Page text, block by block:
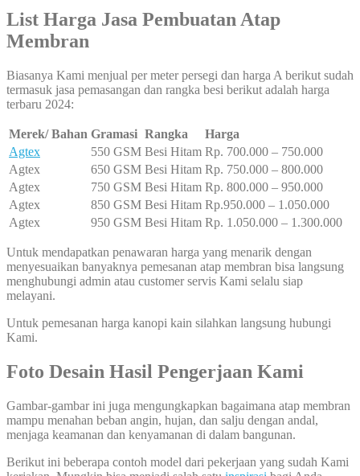
List Harga Jasa Pembuatan Atap
Membran
Biasanya Kami menjual per meter persegi dan harga A berikut sudah
termasuk jasa pemasangan dan rangka besi berikut adalah harga
terbaru 2024:
Merek/ Bahan Gramasi Rangka
Harga
Agtex
550 GSM Besi Hitam Rp. 700.000 – 750.000
Agtex
650 GSM Besi Hitam Rp. 750.000 – 800.000
Agtex
750 GSM Besi Hitam Rp. 800.000 – 950.000
Agtex
850 GSM Besi Hitam Rp.950.000 – 1.050.000
Agtex
950 GSM Besi Hitam Rp. 1.050.000 – 1.300.000
Untuk mendapatkan penawaran harga yang menarik dengan
menyesuaikan banyaknya pemesanan atap membran bisa langsung
menghubungi admin atau customer servis Kami selalu siap
melayani.
Untuk pemesanan harga kanopi kain silahkan langsung hubungi
Kami.
Foto Desain Hasil Pengerjaan Kami
Gambar-gambar ini juga mengungkapkan bagaimana atap membran
mampu menahan beban angin, hujan, dan salju dengan andal,
menjaga keamanan dan kenyamanan di dalam bangunan.
Berikut ini beberapa contoh model dari pekerjaan yang sudah Kami